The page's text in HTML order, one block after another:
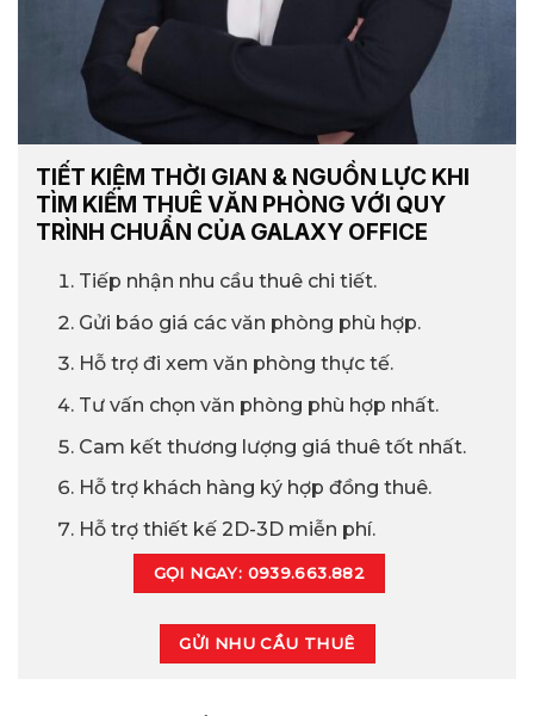
TIẾT KIỆM THỜI GIAN & NGUỒN LỰC KHI
TÌM KIẾM THUÊ VĂN PHÒNG VỚI QUY
TRÌNH CHUẨN CỦA GALAXY OFFICE
Tiếp nhận nhu cầu thuê chi tiết.
Gửi báo giá các văn phòng phù hợp.
Hỗ trợ đi xem văn phòng thực tế.
Tư vấn chọn văn phòng phù hợp nhất.
Cam kết thương lượng giá thuê tốt nhất.
Hỗ trợ khách hàng ký hợp đồng thuê.
Hỗ trợ thiết kế 2D-3D miễn phí.
GỌI NGAY: 0939.663.882
GỬI NHU CẦU THUÊ